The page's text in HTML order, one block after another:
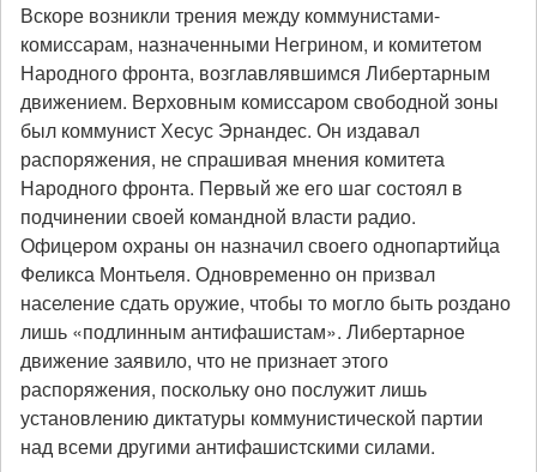
Вскоре возникли трения между коммунистами-
комиссарам, назначенными Негрином, и комитетом
Народного фронта, возглавлявшимся Либертарным
движением. Верховным комиссаром свободной зоны
был коммунист Хесус Эрнандес. Он издавал
распоряжения, не спрашивая мнения комитета
Народного фронта. Первый же его шаг состоял в
подчинении своей командной власти радио.
Офицером охраны он назначил своего однопартийца
Феликса Монтьеля. Одновременно он призвал
население сдать оружие, чтобы то могло быть роздано
лишь «подлинным антифашистам». Либертарное
движение заявило, что не признает этого
распоряжения, поскольку оно послужит лишь
установлению диктатуры коммунистической партии
над всеми другими антифашистскими силами.